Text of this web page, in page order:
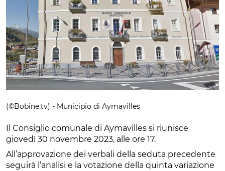
(©Bobine.tv) - Municipio di Aymavilles
Il Consiglio comunale di Aymavilles si riunisce
giovedì 30 novembre 2023, alle ore 17.
All’approvazione dei verbali della seduta precedente
seguirà l’analisi e la votazione della quinta variazione